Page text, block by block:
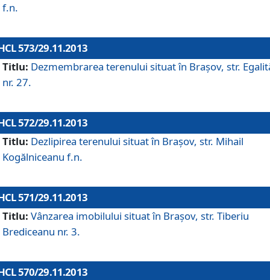
f.n.
573/29.11.2013
Titlu: Dezmembrarea terenului situat în Braşov, str.
nr. 27.
572/29.11.2013
Titlu: Dezlipirea terenului situat în Braşov, str. Mihail
Kogălniceanu f.n.
571/29.11.2013
Titlu: Vânzarea imobilului situat în Braşov, str. Tiberiu
Brediceanu nr. 3.
570/29.11.2013